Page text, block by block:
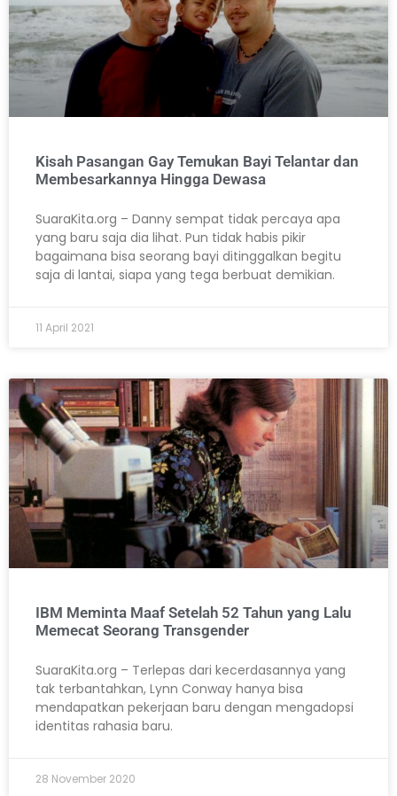
Kisah Pasangan Gay Temukan Bayi Telantar dan
Membesarkannya Hingga Dewasa
SuaraKita.org – Danny sempat tidak percaya apa
yang baru saja dia lihat. Pun tidak habis pikir
bagaimana bisa seorang bayi ditinggalkan begitu
saja di lantai, siapa yang tega berbuat demikian.
11 April 2021
IBM Meminta Maaf Setelah 52 Tahun yang Lalu
Memecat Seorang Transgender
SuaraKita.org – Terlepas dari kecerdasannya yang
tak terbantahkan, Lynn Conway hanya bisa
mendapatkan pekerjaan baru dengan mengadopsi
identitas rahasia baru.
28 November 2020